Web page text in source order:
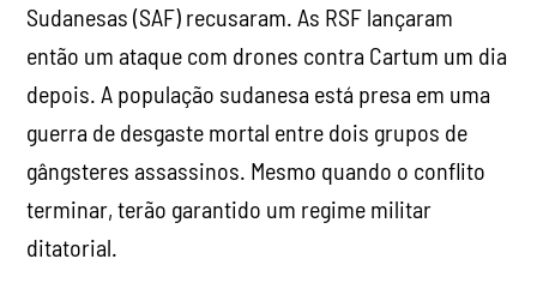
Sudanesas (SAF) recusaram. As RSF lançaram
então um ataque com drones contra Cartum um dia
depois. A população sudanesa está presa em uma
guerra de desgaste mortal entre dois grupos de
gângsteres assassinos. Mesmo quando o conflito
terminar, terão garantido um regime militar
ditatorial.